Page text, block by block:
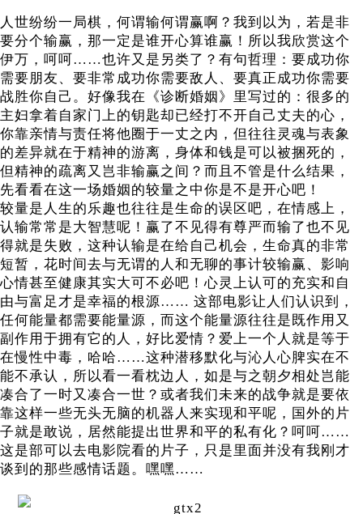
人世纷纷一局棋，何谓输何谓赢啊？我到以为，若是非
要分个输赢，那一定是谁开心算谁赢！所以我欣赏这个
伊万，呵呵……也许又是另类了？有句哲理：要成功你
需要朋友、要非常成功你需要敌人、要真正成功你需要
战胜你自己。好像我在《诊断婚姻》里写过的：很多的
主妇拿着自家门上的钥匙却已经打不开自己丈夫的心，
你靠亲情与责任将他圈于一丈之内，但往往灵魂与表象
的差异就在于精神的游离，身体和钱是可以被捆死的，
但精神的疏离又岂非输赢之间？而且不管是什么结果，
先看看在这一场婚姻的较量之中你是不是开心吧！
较量是人生的乐趣也往往是生命的误区吧，在情感上，
认输常常是大智慧呢！赢了不见得有尊严而输了也不见
得就是失败，这种认输是在给自己机会，生命真的非常
短暂，花时间去与无谓的人和无聊的事计较输赢、影响
心情甚至健康其实大可不必吧！心灵上认可的充实和自
由与富足才是幸福的根源…… 这部电影让人们认识到，
任何能量都需要能量源，而这个能量源往往是既作用又
副作用于拥有它的人，好比爱情？爱上一个人就是等于
在慢性中毒，哈哈……这种潜移默化与沁人心脾实在不
能不承认，所以看一看枕边人，如是与之朝夕相处岂能
凑合了一时又凑合一世？或者我们未来的战争就是要依
靠这样一些无头无脑的机器人来实现和平呢，国外的片
子就是敢说，居然能提出世界和平的私有化？呵呵……
这是部可以去电影院看的片子，只是里面并没有我刚才
谈到的那些感情话题。嘿嘿……